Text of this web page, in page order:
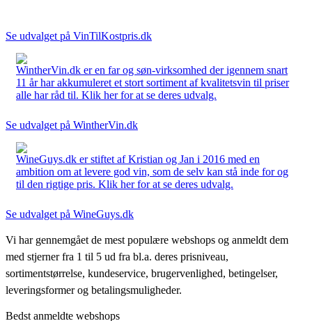
Se udvalget på VinTilKostpris.dk
WintherVin.dk er en far og søn-virksomhed der igennem snart
11 år har akkumuleret et stort sortiment af kvalitetsvin til priser
alle har råd til. Klik her for at se deres udvalg.
Se udvalget på WintherVin.dk
WineGuys.dk er stiftet af Kristian og Jan i 2016 med en
ambition om at levere god vin, som de selv kan stå inde for og
til den rigtige pris. Klik her for at se deres udvalg.
Se udvalget på WineGuys.dk
Vi har gennemgået de mest populære webshops og anmeldt dem
med stjerner fra 1 til 5 ud fra bl.a. deres prisniveau,
sortimentstørrelse, kundeservice, brugervenlighed, betingelser,
leveringsformer og betalingsmuligheder.
Bedst anmeldte webshops